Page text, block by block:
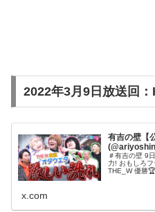
2022年3月9日放送回
有吉の壁【
＃有吉の壁 9
力! おもしろ
THE_W 優勝
x.com